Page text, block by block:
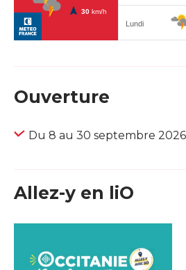
Ouverture
Du 8 au 30 septembre 2026
Allez-y en liO